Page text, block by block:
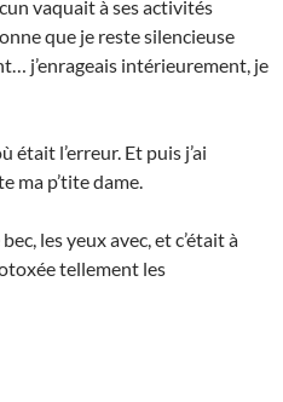
vaquait à ses activités
que je reste silencieuse
j’enrageais intérieurement, je
était l’erreur. Et puis j’ai
ma p’tite dame.
les yeux avec, et c’était à
tellement les